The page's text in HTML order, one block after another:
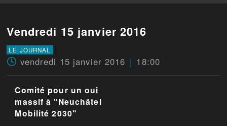
Vendredi 15 janvier 2016
LE JOURNAL
vendredi 15 janvier 2016 18:00
Comité pour un oui
massif à "Neuchâtel
Mobilité 2030"